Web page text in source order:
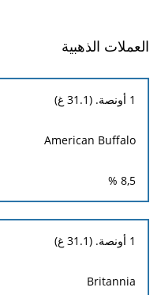
العملات الذهبية
اسم
1 أونصة. (31.1 غ)
American Buffalo
8,5
%
1 أونصة. (31.1 غ)
Britannia